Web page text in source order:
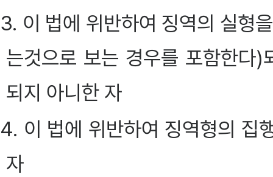
3. 이 법에 위반하여 징역의 실형
는것으로 보는 경우를 포함한다
되지 아니한 자
4. 이 법에 위반하여 징역형의 집
자